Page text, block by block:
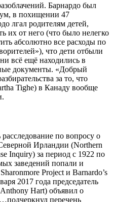
Барнардо был
в похищении 47
лгал родителям детей,
их от него (что было нелегко
абсолютно все расходы по
что дети отбыли
всё ещё находились в
документы. «Добрый
за то, что
Tighe) в Канаду вообще
по вопросу о
Ирландии (Northern
Inquiry) за период с 1922 по
заведений попали и
Project и Barnardo’s
2017 года председатель
Hart) объявил о
перечень